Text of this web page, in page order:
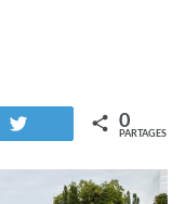
Tweetez 0
PARTAGES